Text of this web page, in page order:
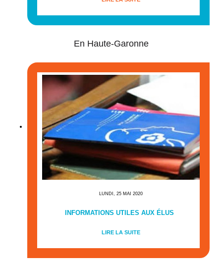
En Haute-Garonne
LUNDI, 25 MAI 2020
INFORMATIONS UTILES AUX ÉLUS
LIRE LA SUITE